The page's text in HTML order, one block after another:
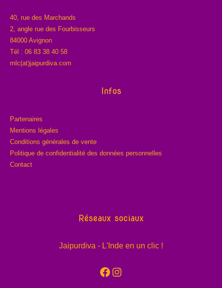
40, rue des Marchands
2, angle rue des Fourbisseurs
84000 Avignon
Tél : 06 83 38 40 58
mlc(at)jaipurdiva.com
Infos
Partenaires
Mentions légales
Conditions générales de vente
Politique de confidentialité des données personnelles
Contact
Réseaux sociaux
Jaipurdiva - L'Inde en un clic !
Facebook
Instagram